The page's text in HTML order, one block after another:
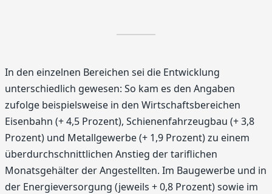
In den einzelnen Bereichen sei die Entwicklung
unterschiedlich gewesen: So kam es den Angaben
zufolge beispiels­weise in den Wirtschaftsbereichen
Eisenbahn (+ 4,5 Prozent), Schienenfahrzeugbau (+ 3,8
Prozent) und Metallgewerbe (+ 1,9 Prozent) zu einem
überdurchschnittlichen Anstieg der tariflichen
Monatsgehälter der Angestellten. Im Baugewerbe und in
der Energieversorgung (jeweils + 0,8 Prozent) sowie im